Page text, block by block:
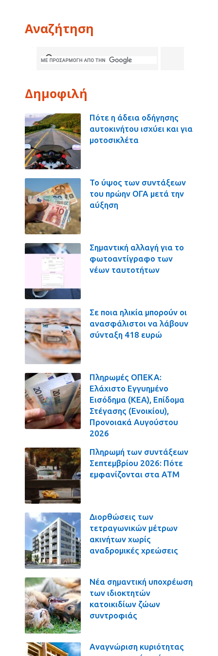
Αναζήτηση
Δημοφιλή
Πότε η άδεια οδήγησης
αυτοκινήτου ισχύει και για
μοτοσικλέτα
Το ύψος των συντάξεων
του πρώην ΟΓΑ μετά την
αύξηση
Σημαντική αλλαγή για το
φωτοαντίγραφο των
νέων ταυτοτήτων
Σε ποια ηλικία μπορούν οι
ανασφάλιστοι να λάβουν
σύνταξη 418 ευρώ
Πληρωμές ΟΠΕΚΑ:
Ελάχιστο Εγγυημένο
Εισόδημα (ΚΕΑ), Επίδομα
Στέγασης (Ενοικίου),
Προνοιακά Αυγούστου
2026
Πληρωμή των συντάξεων
Σεπτεμβρίου 2026: Πότε
εμφανίζονται στα ΑΤΜ
Διορθώσεις των
τετραγωνικών μέτρων
ακινήτων χωρίς
αναδρομικές χρεώσεις
Νέα σημαντική υποχρέωση
των ιδιοκτητών
κατοικιδίων ζώων
συντροφιάς
Αναγνώριση κυριότητας